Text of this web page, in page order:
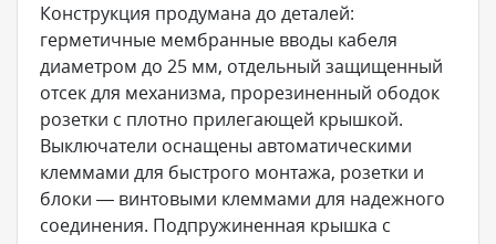
Конструкция продумана до деталей:
герметичные мембранные вводы кабеля
диаметром до 25 мм, отдельный защищенный
отсек для механизма, прорезиненный ободок
розетки с плотно прилегающей крышкой.
Выключатели оснащены автоматическими
клеммами для быстрого монтажа, розетки и
блоки — винтовыми клеммами для надежного
соединения. Подпружиненная крышка с